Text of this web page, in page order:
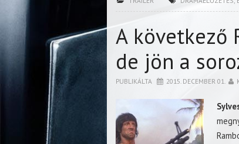
A következő
de jön a
PUBLIKÁLTA 2015. DECEMBER 01.